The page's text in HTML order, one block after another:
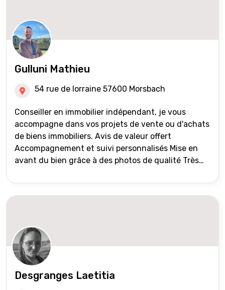
Gulluni Mathieu
54 rue de lorraine 57600 Morsbach
Conseiller en immobilier indépendant, je vous
accompagne dans vos projets de vente ou d'achats
de biens immobiliers. Avis de valeur offert
Accompagnement et suivi personnalisés Mise en
avant du bien grâce à des photos de qualité Très
international) Validation du financement des
acquéreurs auprès de partenaires financiers
réseau Iad France et Iad Deutschland Inter agence
Desgranges Laetitia